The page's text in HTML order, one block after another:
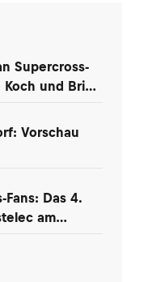
Supercross-
und Brian
Vorschau
Das 4.
am